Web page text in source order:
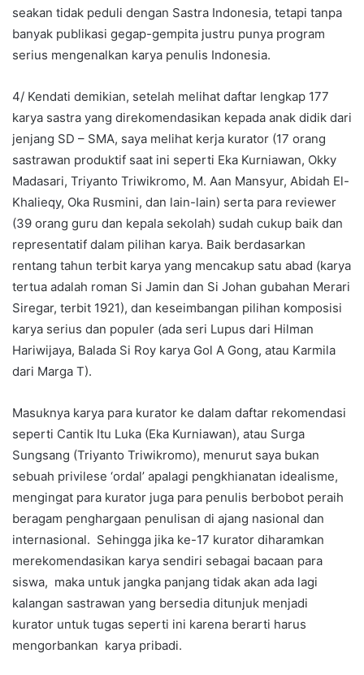
seakan tidak peduli dengan Sastra Indonesia, tetapi tanpa
banyak publikasi gegap-gempita justru punya program
serius mengenalkan karya penulis Indonesia.
4/ Kendati demikian, setelah melihat daftar lengkap 177
karya sastra yang direkomendasikan kepada anak didik dari
jenjang SD – SMA, saya melihat kerja kurator (17 orang
sastrawan produktif saat ini seperti Eka Kurniawan, Okky
Madasari, Triyanto Triwikromo, M. Aan Mansyur, Abidah El-
Khalieqy, Oka Rusmini, dan lain-lain) serta para reviewer
(39 orang guru dan kepala sekolah) sudah cukup baik dan
representatif dalam pilihan karya. Baik berdasarkan
rentang tahun terbit karya yang mencakup satu abad (karya
tertua adalah roman Si Jamin dan Si Johan gubahan Merari
Siregar, terbit 1921), dan keseimbangan pilihan komposisi
karya serius dan populer (ada seri Lupus dari Hilman
Hariwijaya, Balada Si Roy karya Gol A Gong, atau Karmila
dari Marga T).
Masuknya karya para kurator ke dalam daftar rekomendasi
seperti Cantik Itu Luka (Eka Kurniawan), atau Surga
Sungsang (Triyanto Triwikromo), menurut saya bukan
sebuah privilese ‘ordal’ apalagi pengkhianatan idealisme,
mengingat para kurator juga para penulis berbobot peraih
beragam penghargaan penulisan di ajang nasional dan
internasional. Sehingga jika ke-17 kurator diharamkan
merekomendasikan karya sendiri sebagai bacaan para
siswa, maka untuk jangka panjang tidak akan ada lagi
kalangan sastrawan yang bersedia ditunjuk menjadi
kurator untuk tugas seperti ini karena berarti harus
mengorbankan karya pribadi.